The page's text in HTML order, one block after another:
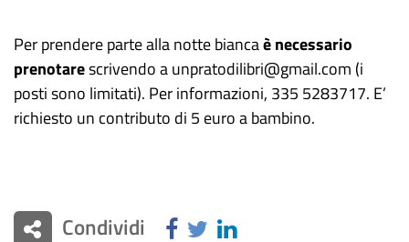
Per prendere parte alla notte biancaè necessario
prenotarescrivendo a unpratodilibri@gmail.com (i
posti sono limitati). Per informazioni, 335 5283717. E’
richiesto un contributo di 5 euro a bambino.
Condividi